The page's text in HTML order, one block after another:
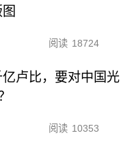
阅读 18724
卢比，要对中国光
阅读 10353